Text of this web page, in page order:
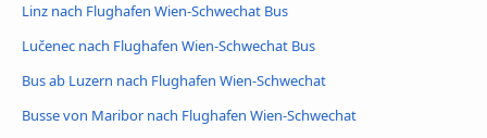
Linz nach Flughafen Wien-Schwechat Bus
Lučenec nach Flughafen Wien-Schwechat Bus
Bus ab Luzern nach Flughafen Wien-Schwechat
Busse von Maribor nach Flughafen Wien-Schwechat